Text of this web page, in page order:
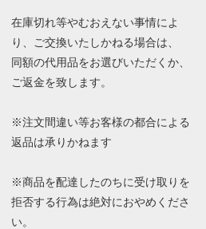
在庫切れ等やむおえない事情によ
り、ご交換いたしかねる場合は、
同額の代用品をお選びいただくか、
ご返金を致します。
※注文間違い等お客様の都合による
返品は承りかねます
※商品を配達したのちに受け取りを
拒否する行為は絶対におやめくださ
い。